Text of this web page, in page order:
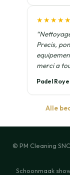
★★★★★
Precis,
merci a
Padel
Alle
© PM Cleaning SNC
Schoonmaak